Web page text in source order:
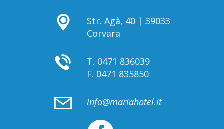
Str. Agà, 40 | 39033
Corvara
T. 0471 836039
F. 0471 835850
info@mariahotel.it